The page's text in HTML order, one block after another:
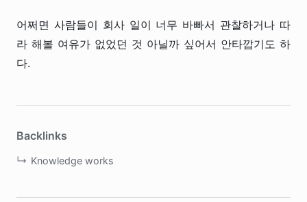
어쩌면 사람들이 회사 일이 너무 바빠서 관찰하거나 따
라 해볼 여유가 없었던 것 아닐까 싶어서 안타깝기도 하
다.
Backlinks
Knowledge works